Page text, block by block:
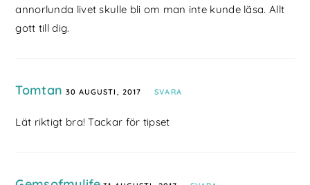
annorlunda livet skulle bli om man inte kunde läsa. Allt
gott till dig.
Tomtan 30 AUGUSTI, 2017 SVARA
Lät riktigt bra! Tackar för tipset